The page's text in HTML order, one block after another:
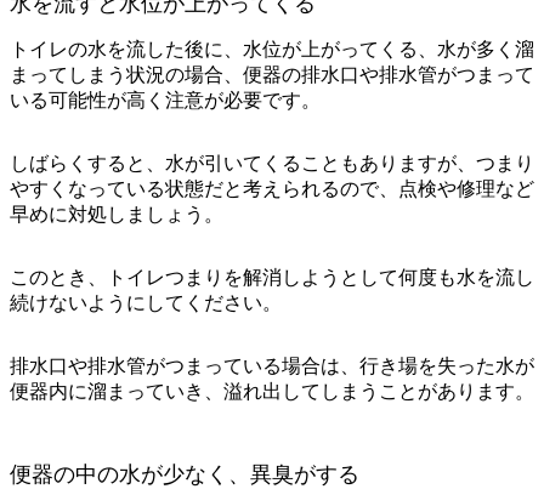
トイレの水を流した後に、水位が上がってくる、水が多く溜
まってしまう状況の場合、便器の排水口や排水管がつまって
いる可能性が高く注意が必要です。
しばらくすると、水が引いてくることもありますが、つまり
やすくなっている状態だと考えられるので、点検や修理など
早めに対処しましょう。
このとき、
トイレつまりを解消しようとして何度も水を流し
続けないようにしてください。
排水口や排水管がつまっている場合は、行き場を失った水が
便器内に溜まっていき、溢れ出してしまうことがあります。
便器の中の水が少なく、異臭がする